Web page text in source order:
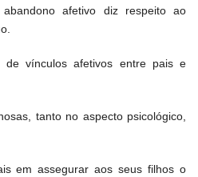
afetivo diz respeito ao
de vínculos afetivos entre pais e
tanto no aspecto psicológico,
em assegurar aos seus filhos o